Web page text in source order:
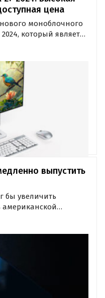
цена
моноблочного
который является
оснащен 8-
8845H с частотой до
выпустить
бы увеличить
агентства